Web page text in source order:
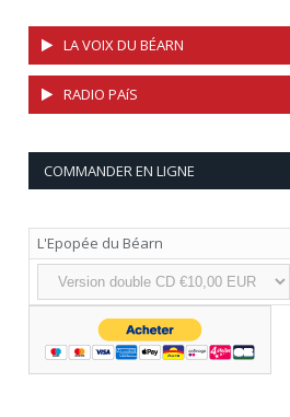
LA VOIX DU BÉARN
RADIO PAíS
COMMANDER EN LIGNE
L'Epopée du Béarn